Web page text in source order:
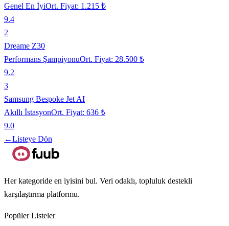
Genel En İyiOrt. Fiyat: 1.215 ₺
9.4
2
Dreame Z30
Performans ŞampiyonuOrt. Fiyat: 28.500 ₺
9.2
3
Samsung Bespoke Jet AI
Akıllı İstasyonOrt. Fiyat: 636 ₺
9.0
←Listeye Dön
Her kategoride en iyisini bul. Veri odaklı, topluluk destekli
karşılaştırma platformu.
Popüler Listeler